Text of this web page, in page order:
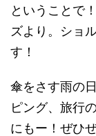
ということで
ズより。ショ
す！
傘をさす雨の
ピング、旅行
にもー！ぜひ